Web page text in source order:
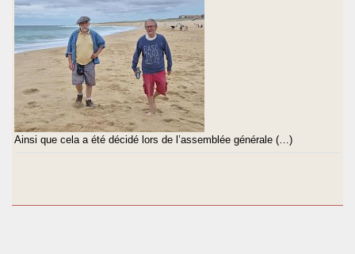
Ainsi que cela a été décidé lors de l’assemblée générale (…)